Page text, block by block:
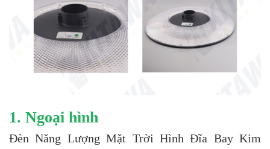
1. Ngoại hình
Đèn Năng Lượng Mặt Trời Hình Đĩa Bay Kim